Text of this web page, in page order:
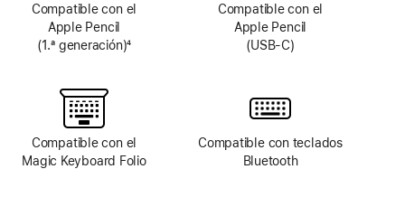
Compatible con el
Apple Pencil
(1.ª generación)
página
4
Compatible con el
Magic Keyboard Folio
Compatible con el
Apple Pencil
(USB-C)
Compatible con teclados
Bluetooth